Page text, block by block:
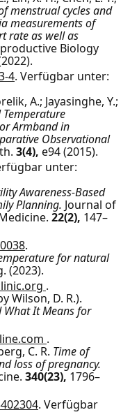
menstrual cycles and
measurements of
rate as well as
Biology
4. Verfügbar unter:
A.; Jayasinghe, Y.;
Temperature
Armband in
Observational
3(4), e94(2015).
unter:
Awareness-Based
Planning. Journal of
22(2), 147–
.
for natural
(2023).
.
Wilson, D. R.).
It Means for
.
C. R. Time of
loss of pregnancy.
340(23), 1796–
. Verfügbar